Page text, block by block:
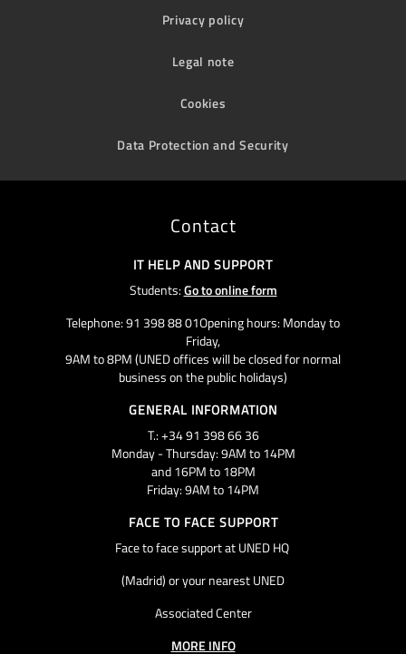
Privacy policy
Legal note
Cookies
Data Protection and Security
Contact
IT HELP AND SUPPORT
Students:Go to online form
Telephone: 91 398 88 01Opening hours: Monday to
Friday,
9AM to 8PM (UNED offices will be closed for normal
business on the public holidays)
GENERAL INFORMATION
T.: +34 91 398 66 36
Monday - Thursday: 9AM to 14PM
and 16PM to 18PM
Friday: 9AM to 14PM
FACE TO FACE SUPPORT
Face to face support at UNED HQ
(Madrid) or your nearest UNED
Associated Center
MORE INFO